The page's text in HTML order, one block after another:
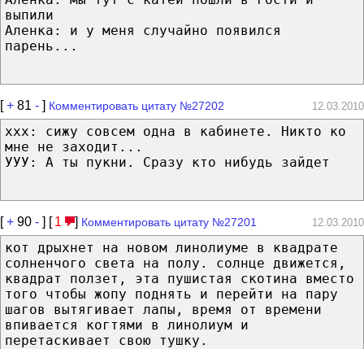
выпили
Аленка: и у меня случайно появился
парень...
[+ 81 - ] Комментировать цитату №27202 12.03.2010
ххх: сижу совсем одна в кабинете. Никто ко
мне не заходит...
УУУ: А ты пукни. Сразу кто нибудь зайдет
[+ 90 - ] [ 1 ] Комментировать цитату №27201 12.03.2010
кот дрыхнет на новом линолиуме в квадрате
солненчого света на полу. солнце движется,
квадрат ползет, эта пушистая скотина вместо
того чтобы жопу поднять и перейти на пару
шагов вытягивает лапы, время от времени
впивается когтями в линолиум и
перетаскивает свою тушку.